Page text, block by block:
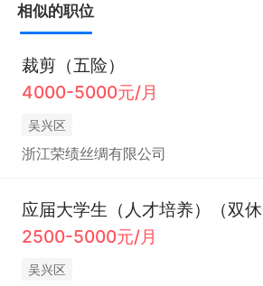
相似的职位
裁剪（五险）
4000-5000元/月
吴兴区
浙江荣绩丝绸有限公司
应届大学生（人才培养）（双休
2500-5000元/月
吴兴区